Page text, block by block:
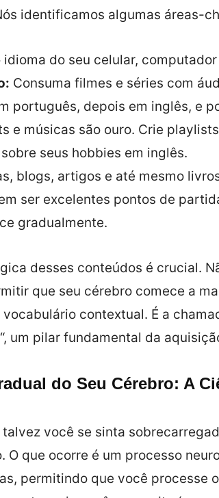
identificamos algumas áreas-
idioma do seu celular,
Consuma filmes e séries com
português, depois em inglês, e
e músicas são ouro. Crie
seus hobbies em inglês.
blogs, artigos e até mesmo
ser excelentes pontos de
gradualmente.
desses conteúdos é crucial.
que seu cérebro comece a
contextual. É a
“, um pilar fundamental da
do Seu Cérebro: A
você se sinta
O que ocorre é um processo
permitindo que você processe